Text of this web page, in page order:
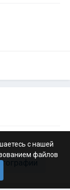
с нашей
файлов